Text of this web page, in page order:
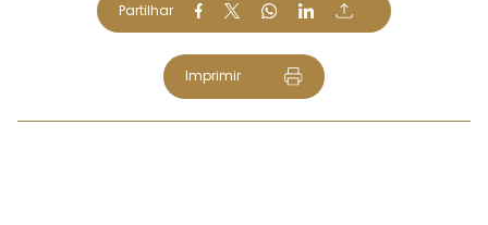
Partilhar
Imprimir